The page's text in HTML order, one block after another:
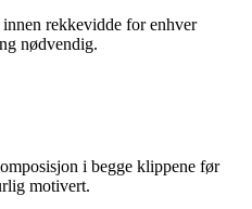
rekkevidde for enhver
nødvendig.
i begge klippene før
motivert.